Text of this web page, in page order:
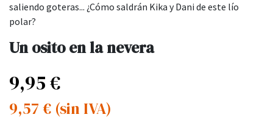
saliendo goteras... ¿Cómo saldrán Kika y Dani de este lío
polar?
Un osito en la nevera
9,95€
9,57 € (sin IVA)